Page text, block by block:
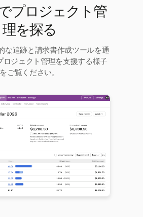
プロジェクト管
理を探る
な追跡と請求書作成ツールを通
ロジェクト管理を支援する様子
をご覧ください。